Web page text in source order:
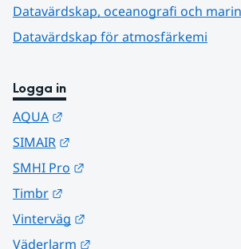
Datavärdskap, oceanografi och
Datavärdskap för atmosfärkemi
Logga in
AQUA
SIMAIR
SMHI Pro
Timbr
Vinterväg
Väderlarm